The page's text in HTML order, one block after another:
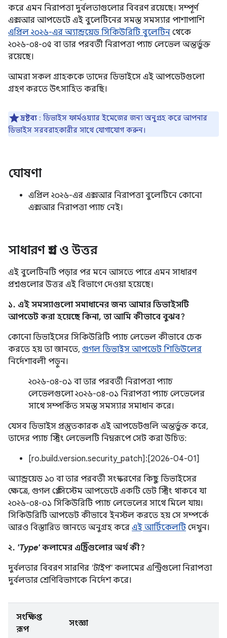
করে এমন নিরাপত্তা দুর্বলতাগুলোর বিবরণ রয়েছে। সম্পূর্ণ
এক্সআর আপডেটে এই বুলেটিনের সমস্ত সমস্যার পাশাপাশি
এপ্রিল ২০২৬-এর অ্যান্ড্রয়েড সিকিউরিটি বুলেটিন থেকে
২০২৬-০৪-০৫ বা তার পরবর্তী নিরাপত্তা প্যাচ লেভেল অন্তর্ভুক্ত
রয়েছে।
আমরা সকল গ্রাহককে তাদের ডিভাইসে এই আপডেটগুলো
গ্রহণ করতে উৎসাহিত করছি।
দ্রষ্টব্য : ডিভাইস ফার্মওয়্যার ইমেজের জন্য অনুগ্রহ করে আপনার
ডিভাইস সরবরাহকারীর সাথে যোগাযোগ করুন।
ঘোষণা
এপ্রিল ২০২৬-এর এক্সআর নিরাপত্তা বুলেটিনে কোনো
এক্সআর নিরাপত্তা প্যাচ নেই।
সাধারণ প্রশ্ন ও উত্তর
এই বুলেটিনটি পড়ার পর মনে আসতে পারে এমন সাধারণ
প্রশ্নগুলোর উত্তর এই বিভাগে দেওয়া হয়েছে।
১. এই সমস্যাগুলো সমাধানের জন্য আমার ডিভাইসটি
আপডেট করা হয়েছে কিনা, তা আমি কীভাবে বুঝব?
কোনো ডিভাইসের সিকিউরিটি প্যাচ লেভেল কীভাবে চেক
করতে হয় তা জানতে, গুগল ডিভাইস আপডেট শিডিউলের
নির্দেশাবলী পড়ুন।
২০২৬-০৪-০১ বা তার পরবর্তী নিরাপত্তা প্যাচ
লেভেলগুলো ২০২৬-০৪-০১ নিরাপত্তা প্যাচ লেভেলের
সাথে সম্পর্কিত সমস্ত সমস্যার সমাধান করে।
যেসব ডিভাইস প্রস্তুতকারক এই আপডেটগুলি অন্তর্ভুক্ত করে,
তাদের প্যাচ স্ট্রিং লেভেলটি নিম্নরূপে সেট করা উচিত:
[ro.build.version.security_patch]:[2026-04-01]
অ্যান্ড্রয়েড ১০ বা তার পরবর্তী সংস্করণের কিছু ডিভাইসের
ক্ষেত্রে, গুগল প্লে সিস্টেম আপডেটে একটি ডেট স্ট্রিং থাকবে যা
২০২৬-০৪-০১ সিকিউরিটি প্যাচ লেভেলের সাথে মিলে যায়।
সিকিউরিটি আপডেট কীভাবে ইনস্টল করতে হয় সে সম্পর্কে
আরও বিস্তারিত জানতে অনুগ্রহ করে এই আর্টিকেলটি দেখুন।
২. 'Type' কলামের এন্ট্রিগুলোর অর্থ কী?
দুর্বলতার বিবরণ সারণির 'টাইপ' কলামের এন্ট্রিগুলো নিরাপত্তা
দুর্বলতার শ্রেণিবিভাগকে নির্দেশ করে।
সংক্ষিপ্ত
রূপ
সংজ্ঞা